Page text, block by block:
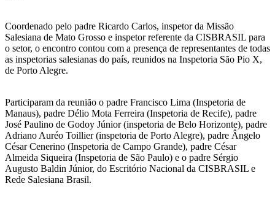
Coordenado pelo padre Ricardo Carlos, inspetor da Missão
Salesiana de Mato Grosso e inspetor referente da CISBRASIL para
o setor, o encontro contou com a presença de representantes de todas
as inspetorias salesianas do país, reunidos na Inspetoria São Pio X,
de Porto Alegre.
Participaram da reunião o padre Francisco Lima (Inspetoria de
Manaus), padre Délio Mota Ferreira (Inspetoria de Recife), padre
José Paulino de Godoy Júnior (inspetoria de Belo Horizonte), padre
Adriano Auréo Toillier (inspetoria de Porto Alegre), padre Ângelo
César Cenerino (Inspetoria de Campo Grande), padre César
Almeida Siqueira (Inspetoria de São Paulo) e o padre Sérgio
Augusto Baldin Júnior, do Escritório Nacional da CISBRASIL e
Rede Salesiana Brasil.